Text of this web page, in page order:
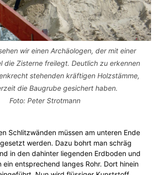
wir einen Archäologen, der mit einer
die Zisterne freilegt. Deutlich zu erkennen
stehenden kräftigen Holzstämme,
die Baugrube gesichert haben.
Foto: Peter Strotmann
Schlitzwänden müssen am unteren Ende
werden. Dazu bohrt man schräg
in den dahinter liegenden Erdboden und
entsprechend langes Rohr. Dort hinein